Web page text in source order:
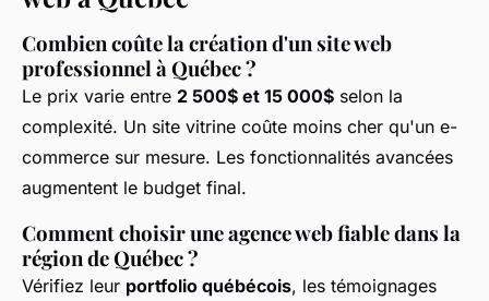
Combien coûte la création d'un site web
professionnel à Québec ?
Le prix varie entre 2 500$ et 15 000$ selon la
complexité. Un site vitrine coûte moins cher qu'un e-
commerce sur mesure. Les fonctionnalités avancées
augmentent le budget final.
Comment choisir une agence web fiable dans la
région de Québec ?
Vérifiez leur portfolio québécois, les témoignages